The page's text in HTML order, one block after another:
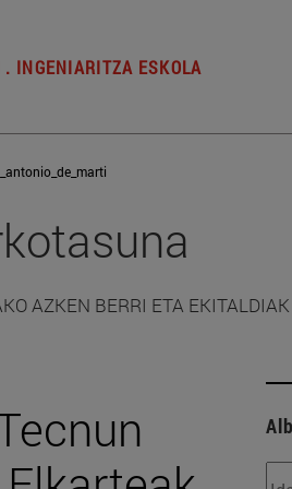
. INGENIARITZA ESKOLA
AZKEN BERRI ETA EKITALDIAK